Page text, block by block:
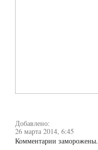
Добавлено:
26 марта 2014, 6:45
Комментарии заморожены.